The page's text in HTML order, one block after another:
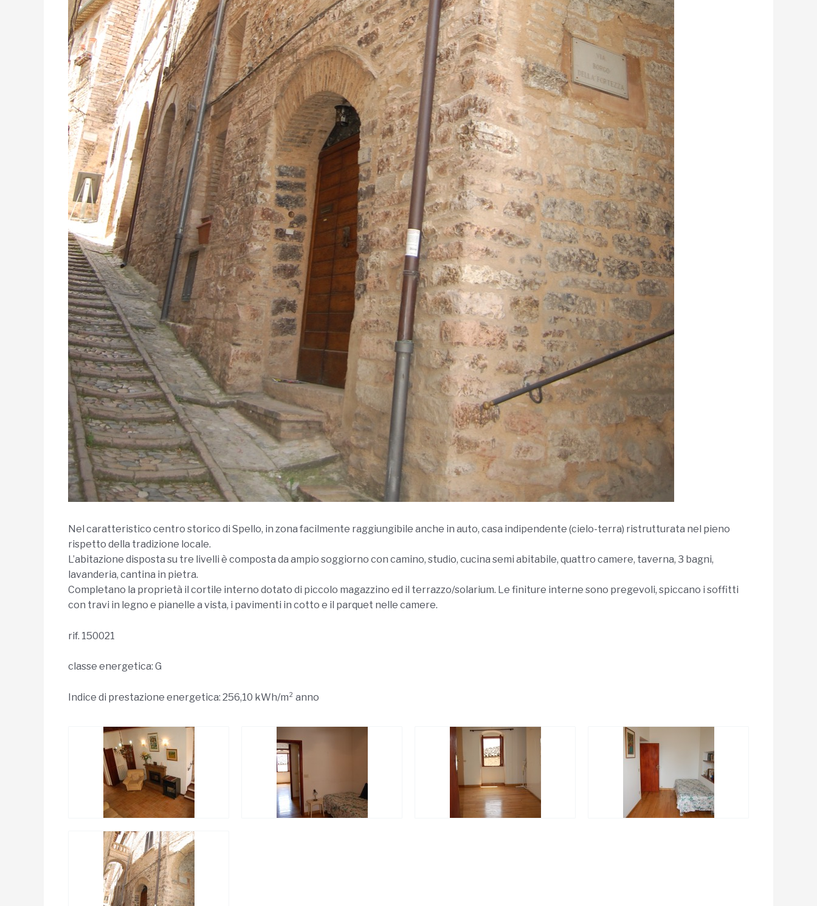
Nel caratteristico centro storico di Spello, in zona facilmente raggiungibile anche in auto, casa indipendente (cielo-terra) ristrutturata nel pieno
rispetto della tradizione locale.
L’abitazione disposta su tre livelli è composta da ampio soggiorno con camino, studio, cucina semi abitabile, quattro camere, taverna, 3 bagni,
lavanderia, cantina in pietra.
Completano la proprietà il cortile interno dotato di piccolo magazzino ed il terrazzo/solarium. Le finiture interne sono pregevoli, spiccano i soffitti
con travi in legno e pianelle a vista, i pavimenti in cotto e il parquet nelle camere.
rif. 150021
classe energetica: G
Indice di prestazione energetica: 256,10 kWh/m² anno